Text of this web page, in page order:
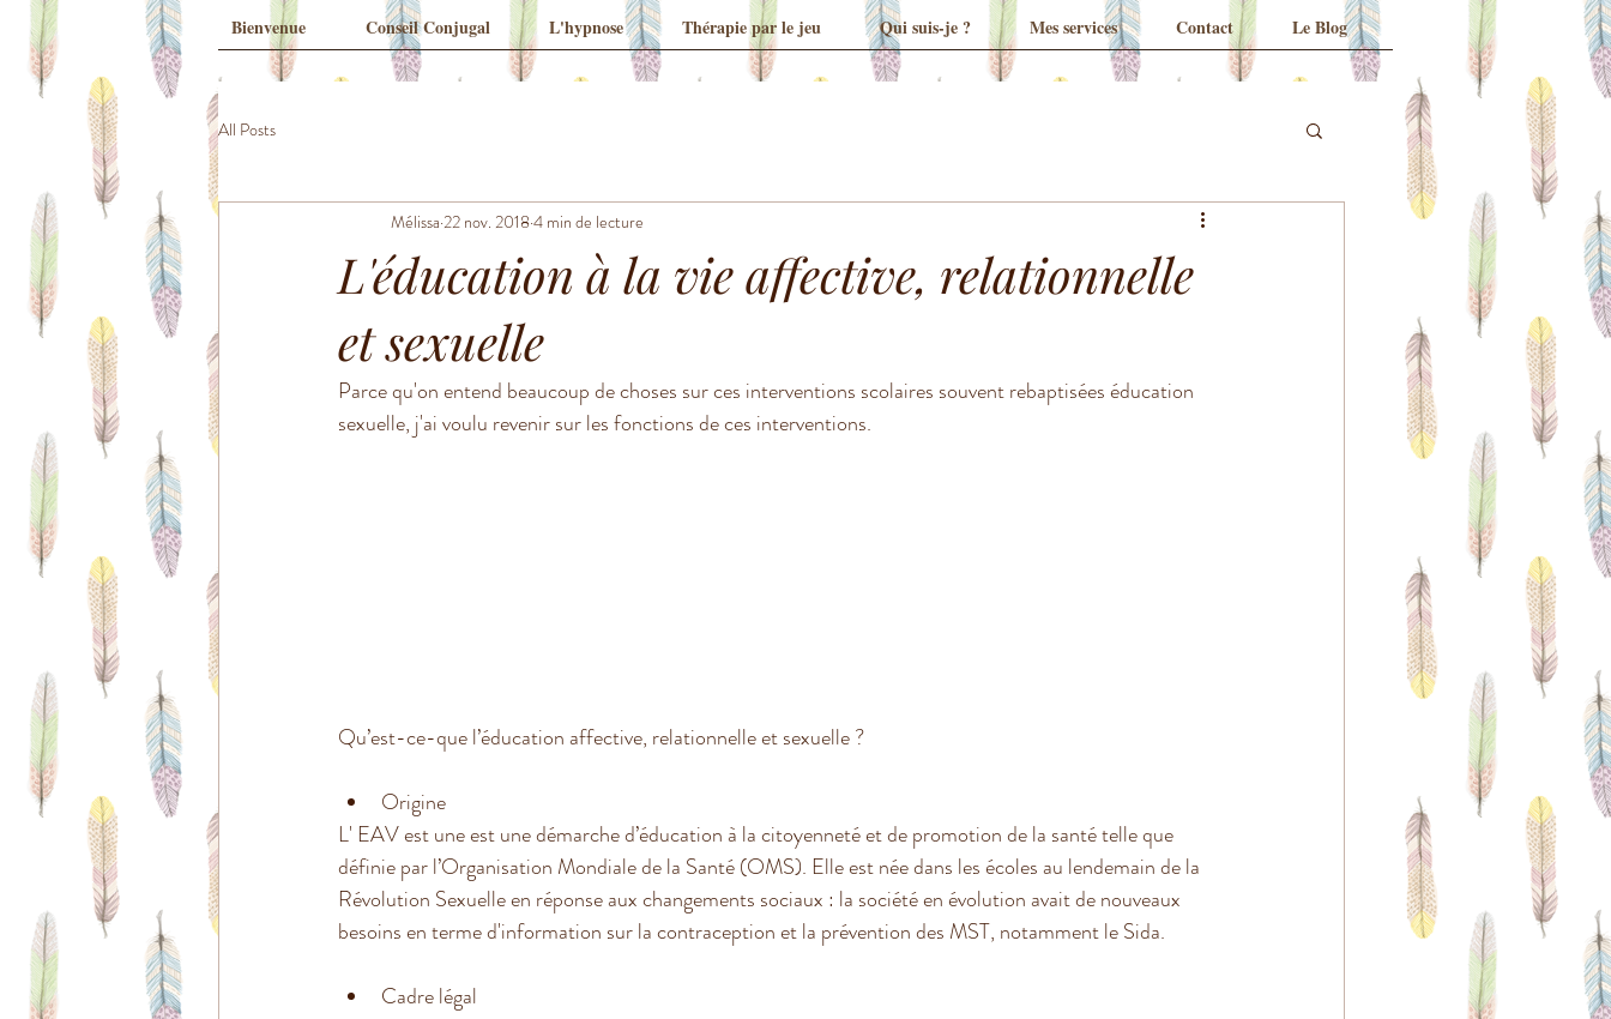
Bienvenue Conseil Conjugal L'hypnose Thérapie par le jeu Qui suis-je ? Mes services Contact Le Blog
All Posts
L'éducation à la vie affective, relationnelle
et sexuelle
Mélissa 22 nov. 20184 min de lecture
Parce qu'on entend beaucoup de choses sur ces interventions scolaires souvent rebaptisées éducation
sexuelle, j'ai voulu revenir sur les fonctions de ces interventions.
Qu’est-ce-que l’éducation affective, relationnelle et sexuelle ?
Origine
L' EAV est une est une démarche d’éducation à la citoyenneté et de promotion de la santé telle que
définie par l’Organisation Mondiale de la Santé (OMS). Elle est née dans les écoles au lendemain de la
Révolution Sexuelle en réponse aux changements sociaux : la société en évolution avait de nouveaux
besoins en terme d'information sur la contraception et la prévention des MST, notamment le Sida.
Cadre légal